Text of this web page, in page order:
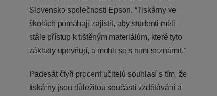
Slovensko společnosti Epson. “Tiskárny ve
školách pomáhají zajistit, aby studenti měli
stále přístup k tištěným materiálům, které tyto
základy upevňují, a mohli se s nimi seznámit.”
Padesát čtyři procent učitelů souhlasí s tím, že
tiskárny jsou důležitou součástí vzdělávání a